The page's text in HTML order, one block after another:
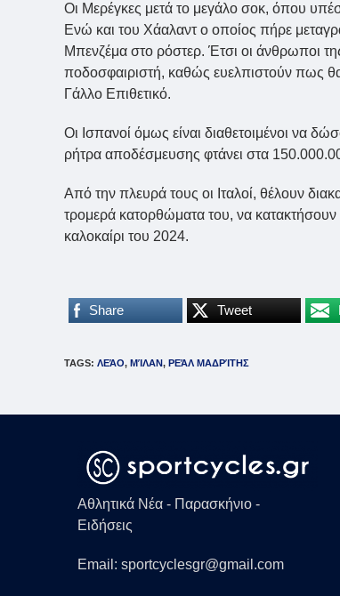
Οι Μερέγκες μετά το μεγάλο σοκ, όπου
Ενώ και του Χάαλαντ ο οποίος πήρε
Μπενζέμα στο ρόστερ. Έτσι οι άνθρωποι
ποδοσφαιριστή, καθώς ευελπιστούν πως θα
Γάλλο Επιθετικό.
Οι Ισπανοί όμως είναι διαθετοιμένοι να
ρήτρα αποδέσμευσης φτάνει στα
Από την πλευρά τους οι Ιταλοί, θέλουν
τρομερά κατορθώματα του, να
καλοκαίρι του 2024.
Share Tweet
TAGS: ΛΕΆΟ, ΜΊΛΑΝ, ΡΕΆΛ ΜΑΔΡΊΤΗΣ
Αθλητικά Νέα - Παρασκήνιο -
Ειδήσεις
Email: sportcyclesgr@gmail.com